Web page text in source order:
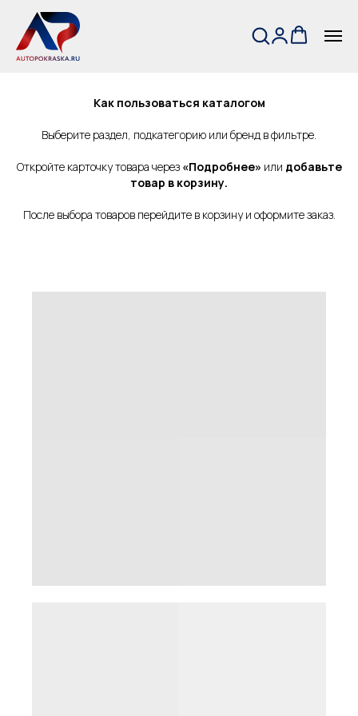
← На главную
Как пользоваться каталогом
Выберите раздел, подкатегорию или бренд в фильтре.
Откройте карточку товара через «Подробнее» или добавьте
товар в корзину.
После выбора товаров перейдите в корзину и оформите заказ.